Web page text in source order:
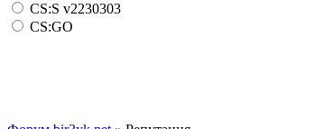
CS:S v2230303
CS:GO